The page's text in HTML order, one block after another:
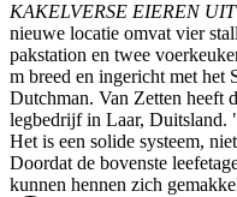
KAKELVERSE EIEREN
nieuwe locatie omvat vier
pakstation en twee
m breed en ingericht met het
Dutchman. Van Zetten heeft
legbedrijf in Laar, Duitsland.
Het is een solide systeem,
Doordat de bovenste
kunnen hennen zich